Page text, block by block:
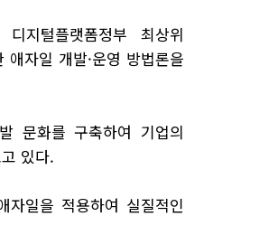
지털플랫폼정부 최상위
자일 개발·운영 방법론을
문화를 구축하여 기업의
있다.
일을 적용하여 실질적인